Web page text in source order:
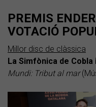
PREMIS
VOTACIÓ
Millor disc de clàssica
La Simfònica de Cobla
Mundi: Tribut al mar